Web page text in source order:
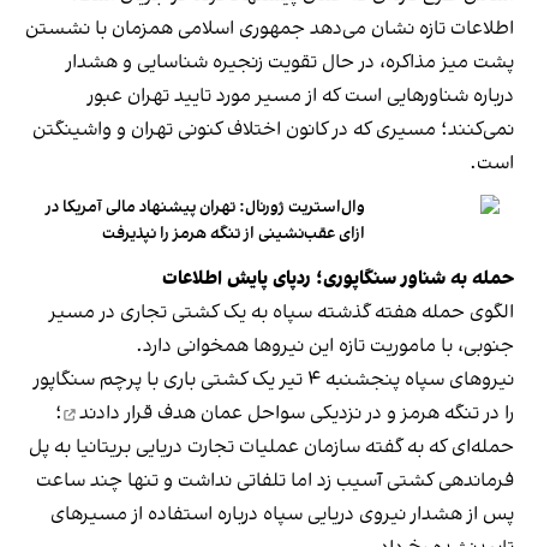
اطلاعات تازه نشان می‌دهد جمهوری اسلامی همزمان با نشستن
پشت میز مذاکره، در حال تقویت زنجیره شناسایی و هشدار
درباره شناورهایی است که از مسیر مورد تایید تهران عبور
نمی‌کنند؛ مسیری که در کانون اختلاف کنونی تهران و واشینگتن
است.
وال‌استریت ژورنال: تهران پیشنهاد مالی آمریکا در
ازای عقب‌نشینی از تنگه هرمز را نپذیرفت
حمله به شناور سنگاپوری؛ ردپای پایش اطلاعات
الگوی حمله هفته گذشته سپاه به یک کشتی تجاری در مسیر
جنوبی، با ماموریت تازه این نیروها همخوانی دارد.
نیروهای سپاه پنجشنبه ۴ تیر یک کشتی باری با پرچم سنگاپور
را در تنگه هرمز و در نزدیکی سواحل عمان هدف قرار دادند
؛
حمله‌ای که به گفته سازمان عملیات تجارت دریایی بریتانیا به پل
فرماندهی کشتی آسیب زد اما تلفاتی نداشت و تنها چند ساعت
پس از هشدار نیروی دریایی سپاه درباره استفاده از مسیرهای